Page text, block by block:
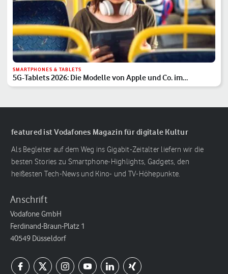
SMARTPHONES & TABLETS
5G-Tablets 2026: Die Modelle von Apple und Co. im
Überblick
featured ist Vodafones Magazin für digitale Kultur
Als Begleiter auf dem Weg ins Gigabit-Zeitalter liefern wir die
besten Stories zu Smartphone-Highlights, Gadgets, den
heißesten Tech-News und Kino- und TV-Höhepunkte.
Anschrift
Vodafone GmbH
Ferdinand-Braun-Platz 1
40549 Düsseldorf